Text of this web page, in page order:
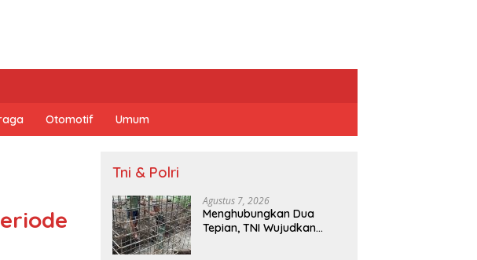
Otomotif Umum
Tni & Polri
Agustus 7, 2026
Menghubungkan Dua
Tepian, TNI Wujudkan